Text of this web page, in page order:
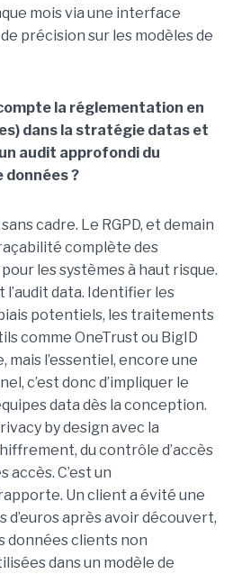
mois via une interface
précision sur les modèles de
la réglementation en
dans la stratégie datas et
audit approfondi du
?
cadre. Le RGPD, et demain
complète des
les systèmes à haut risque.
l’audit data. Identifier les
potentiels, les traitements
comme OneTrust ou BigID
l’essentiel, encore une
c’est donc d’impliquer le
data dès la conception.
by design avec la
du contrôle d’accès
C’est un
Un client a évité une
d’euros après avoir découvert,
données clients non
dans un modèle de